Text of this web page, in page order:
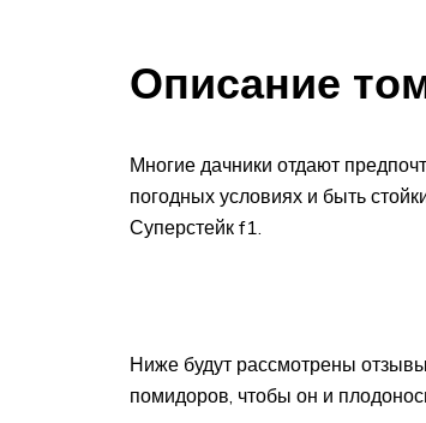
Описание
Многие дачники отдают
погодных условиях и быть
Суперстейк f1.
Ниже будут рассмотрены
помидоров, чтобы он и